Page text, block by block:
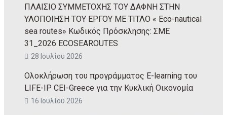
ΠΛΑΙΣΙΟ ΣΥΜΜΕΤΟΧΗΣ ΤΟΥ ΔΑΦΝΗ ΣΤΗΝ
ΥΛΟΠΟΙΗΣΗ ΤΟΥ ΕΡΓΟΥ ΜΕ ΤΙΤΛΟ « Eco-nautical
sea routes» Κωδικός Πρόσκλησης: ΣΜΕ
31_2026 ECOSEAROUTES
28 Ιουλίου 2026
Ολοκλήρωση του προγράμματος E-learning του
LIFE-IP CEI-Greece για την Κυκλική Οικονομία
16 Ιουλίου 2026